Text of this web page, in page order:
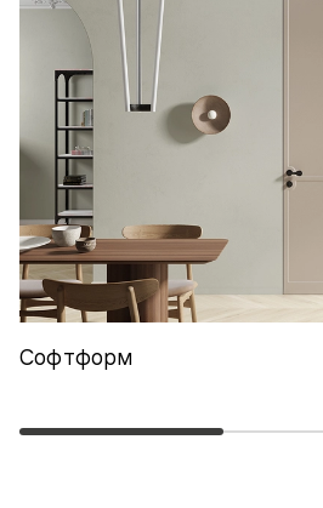
Софтформ